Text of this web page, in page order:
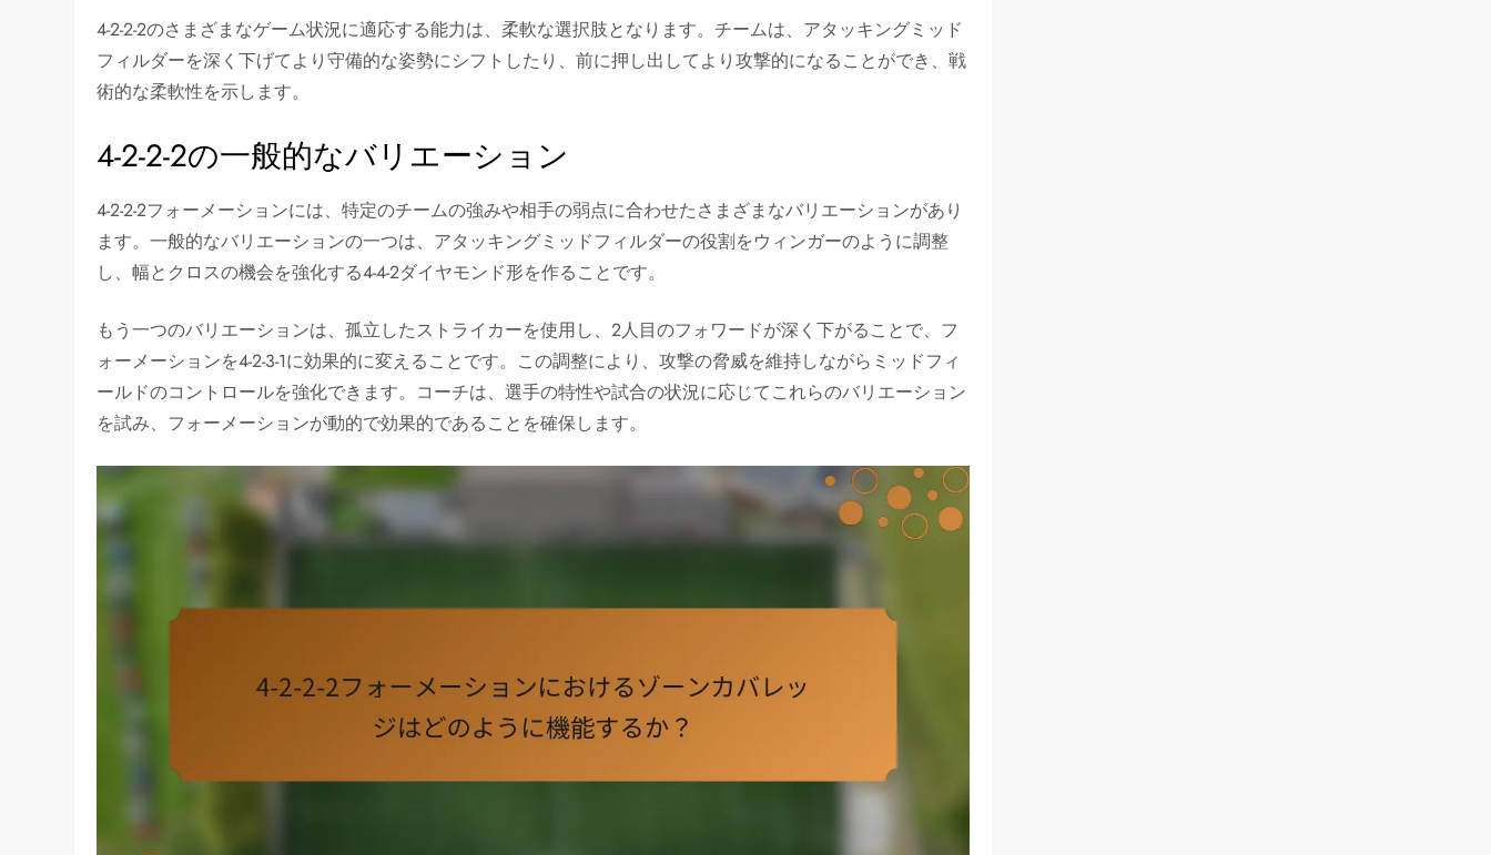
4-2-2-2のさまざまなゲーム状況に適応する能力は、柔軟な選択肢となります。チームは、アタッキングミッド
フィルダーを深く下げてより守備的な姿勢にシフトしたり、前に押し出してより攻撃的になることができ、戦
術的な柔軟性を示します。
4-2-2-2の一般的なバリエーション
4-2-2-2フォーメーションには、特定のチームの強みや相手の弱点に合わせたさまざまなバリエーションがあり
ます。一般的なバリエーションの一つは、アタッキングミッドフィルダーの役割をウィンガーのように調整
し、幅とクロスの機会を強化する4-4-2ダイヤモンド形を作ることです。
もう一つのバリエーションは、孤立したストライカーを使用し、2人目のフォワードが深く下がることで、フ
ォーメーションを4-2-3-1に効果的に変えることです。この調整により、攻撃の脅威を維持しながらミッドフィ
ールドのコントロールを強化できます。コーチは、選手の特性や試合の状況に応じてこれらのバリエーション
を試み、フォーメーションが動的で効果的であることを確保します。